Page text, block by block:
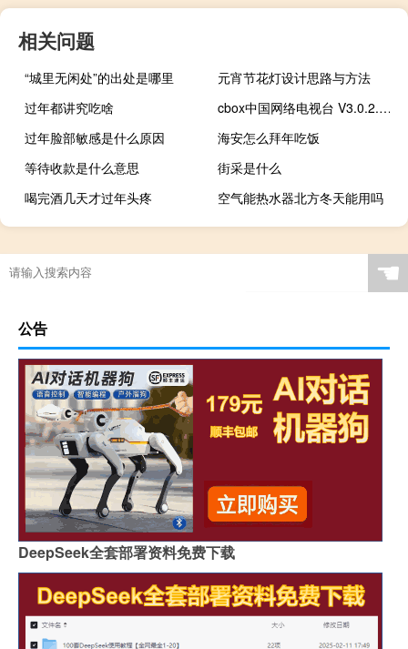
相关问题
“城里无闲处”的出处是哪里
元宵节花灯设计思路与方法
过年都讲究吃啥
cbox中国网络电视台 V3.0.2.6 绿色便携版（cbox中国网络电视台 V3.0.2.6 绿色便携版功能简介）
过年脸部敏感是什么原因
海安怎么拜年吃饭
等待收款是什么意思
街采是什么
喝完酒几天才过年头疼
空气能热水器北方冬天能用吗
☚
公告
DeepSeek全套部署资料免费下载